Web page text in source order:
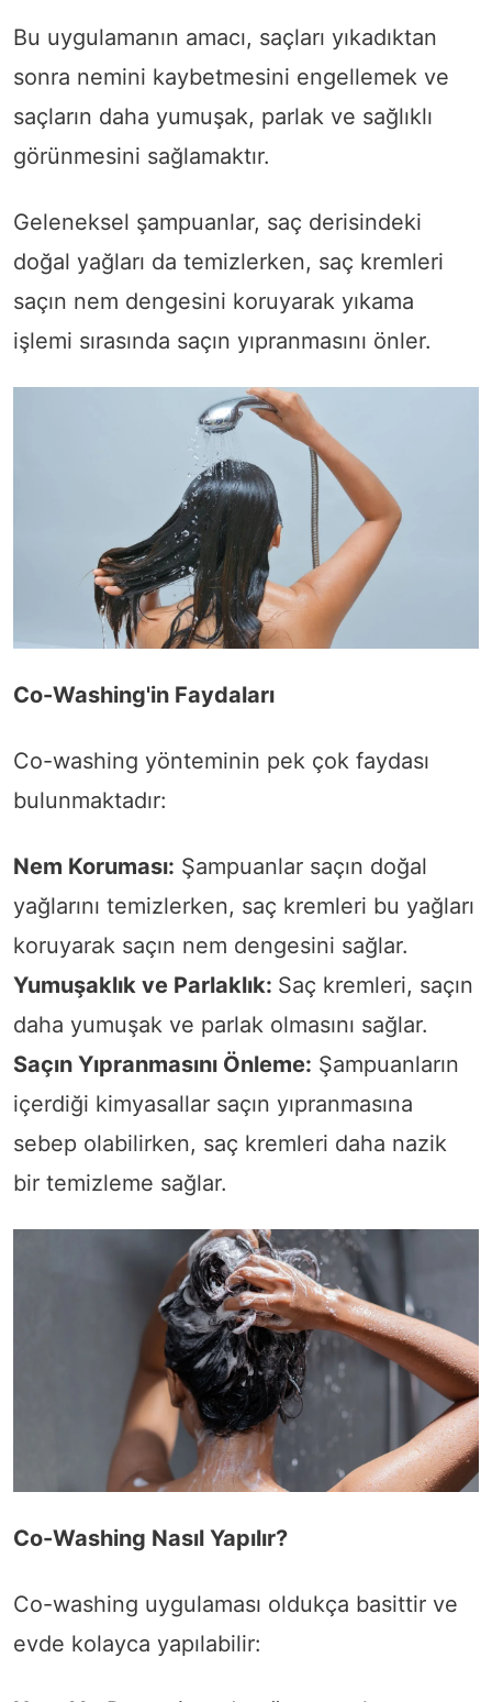
Bu uygulamanın amacı, saçları yıkadıktan
sonra nemini kaybetmesini engellemek ve
saçların daha yumuşak, parlak ve sağlıklı
görünmesini sağlamaktır.
Geleneksel şampuanlar, saç derisindeki
doğal yağları da temizlerken, saç kremleri
saçın nem dengesini koruyarak yıkama
işlemi sırasında saçın yıpranmasını önler.
Co-Washing'in Faydaları
Co-washing yönteminin pek çok faydası
bulunmaktadır:
Nem Koruması: Şampuanlar saçın doğal
yağlarını temizlerken, saç kremleri bu yağları
koruyarak saçın nem dengesini sağlar.
Yumuşaklık ve Parlaklık: Saç kremleri, saçın
daha yumuşak ve parlak olmasını sağlar.
Saçın Yıpranmasını Önleme: Şampuanların
içerdiği kimyasallar saçın yıpranmasına
sebep olabilirken, saç kremleri daha nazik
bir temizleme sağlar.
Co-Washing Nasıl Yapılır?
Co-washing uygulaması oldukça basittir ve
evde kolayca yapılabilir: